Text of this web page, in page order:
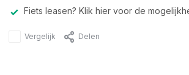
Fiets leasen? Klik hier voor de
Vergelijk Delen